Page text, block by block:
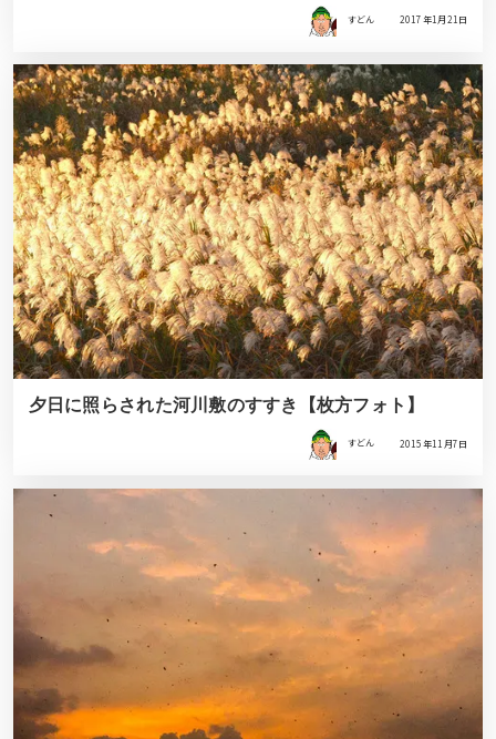
すどん 2017年1月21日
夕日に照らされた河川敷のすすき【枚方フォト】
すどん 2015年11月7日